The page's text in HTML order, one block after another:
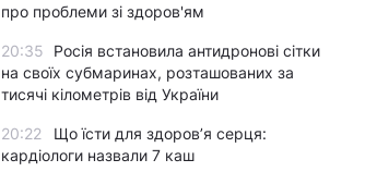
про проблеми зі здоров'ям
20:35
Росія встановила антидронові сітки
на своїх субмаринах, розташованих за
тисячі кілометрів від України
20:22
Що їсти для здоров’я серця:
кардіологи назвали 7 каш